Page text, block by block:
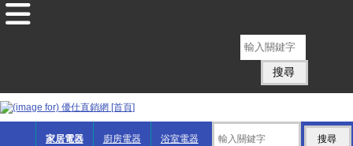
家居電器 廚房電器 浴室電器